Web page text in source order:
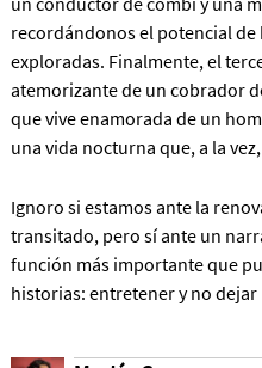
recordándonos el potencial
exploradas. Finalmente, el
atemorizante de un cobrador
que vive enamorada de un
una vida nocturna que, a la
Ignoro si estamos ante la
transitado, pero sí ante un
función más importante que
historias: entretener y no